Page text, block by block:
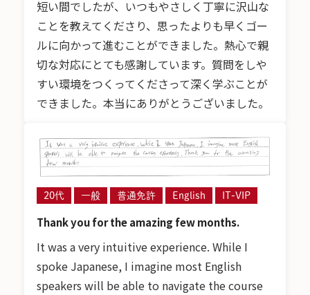
短い間でしたが、いつもやさしく丁寧に沢山な
ことを教えてくださり、思ったよりも早くゴー
ルに向かって進むことができました。熱心で親
切な対応にとても感謝しています。質問をしや
すい環境をつくってくださって深く学ぶことが
できました。本当にありがとうございました。
20代 一般 普通免許 English IT-VIP
Thank you for the amazing few months.
It was a very intuitive experience. While I
spoke Japanese, I imagine most English
speakers will be able to navigate the course